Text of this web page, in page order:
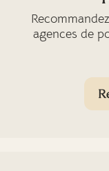
agences de